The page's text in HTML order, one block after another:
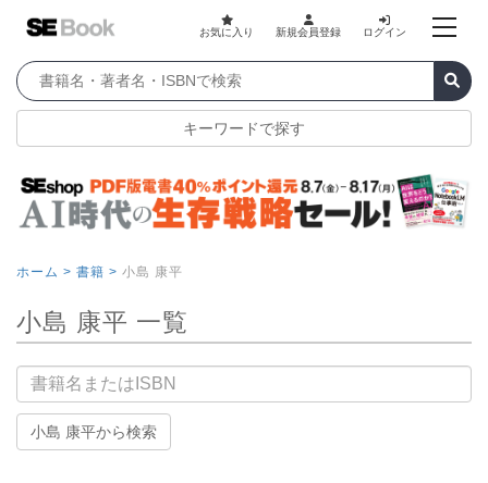
お気に入り 新規会員登録 ログイン
キーワードで探す
ホーム > 書籍 > 小島 康平
小島 康平 一覧
書籍名
小島 康平から検索